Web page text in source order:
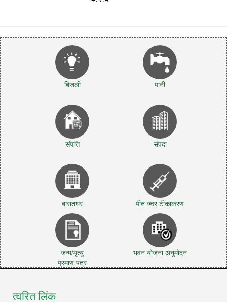
बिजली पानी
संपत्ति संपदा
बारातघर पीत ज्वर टीकाकरण
जन्म/मृत्यु
प्रमाण पत्र
भवन योजना अनुमोदन
त्वरित लिंक